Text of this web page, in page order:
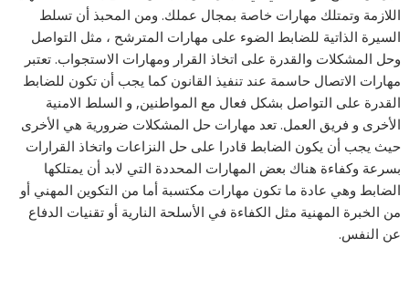
اللازمة وتمتلك مهارات خاصة بمجال عملك. ومن المحبذ أن تسلط
السيرة الذاتية للضابط الضوء على مهارات المترشح ، مثل التواصل
وحل المشكلات والقدرة على اتخاذ القرار ومهارات الاستجواب. تعتبر
مهارات الاتصال حاسمة عند تنفيذ القانون كما يجب أن تكون للضابط
القدرة على التواصل بشكل فعال مع المواطنين, و السلط الامنية
الأخرى و فريق العمل. تعد مهارات حل المشكلات ضرورية هي الأخرى
حيث يجب أن يكون الضابط قادرا على حل النزاعات واتخاذ القرارات
بسرعة وكفاءة هناك بعض المهارات المحددة التي لابد أن يمتلكها
الضابط وهي عادة ما تكون مهارات مكتسبة أما من التكوين المهني أو
من الخبرة المهنية مثل الكفاءة في الأسلحة النارية أو تقنيات الدفاع
عن النفس.